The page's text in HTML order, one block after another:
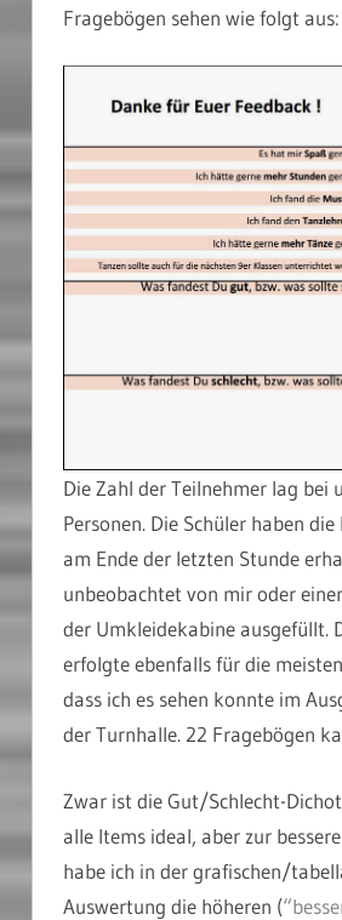
Fragebögen sehen wie folgt aus:
Die Zahl der Teilnehmer lag bei
Personen. Die Schüler haben
am Ende der letzten Stunde
unbeobachtet von mir oder
der Umkleidekabine ausgefüllt.
erfolgte ebenfalls für die
dass ich es sehen konnte im
der Turnhalle. 22 Fragebögen
Zwar ist die Gut/Schlecht-
alle Items ideal, aber zur
habe ich in der grafischen/
Auswertung die höheren (